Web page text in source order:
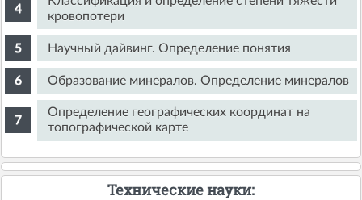
кровопотери
Научный дайвинг. Определение понятия
Образование минералов. Определение минералов
Определение географических координат на
топографической карте
Технические науки: